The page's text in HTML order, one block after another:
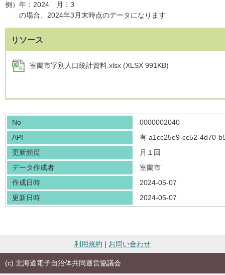
例）年：2024 月：3
の場合、2024年3月末時点のデータになります
リソース
室蘭市字別人口統計資料.xlsx (XLSX 991KB)
No
0000002040
API
有 a1cc25e9-cc52-4d70-
更新頻度
月１回
データ作成者
室蘭市
作成日時
2024-05-07
更新日時
2024-05-07
利用規約 | お問い合わせ
(c) 北海道電子自治体共同運営協議会